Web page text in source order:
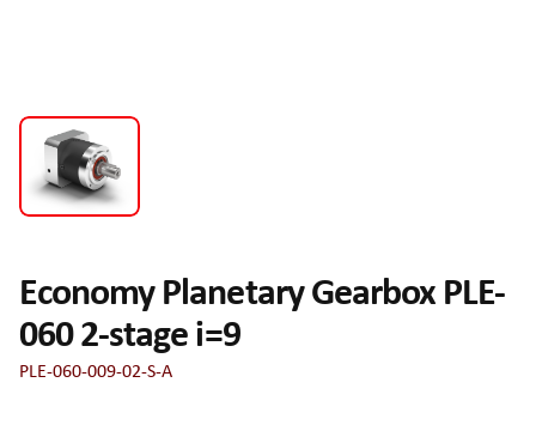
Economy Planetary Gearbox PLE-
060 2-stage i=9
PLE-060-009-02-S-A